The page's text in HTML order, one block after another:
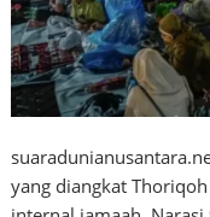
yang diangkat